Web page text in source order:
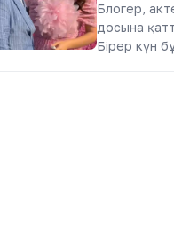
Блогер,
досына
Бірер күн